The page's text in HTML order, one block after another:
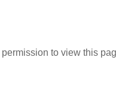
to view this